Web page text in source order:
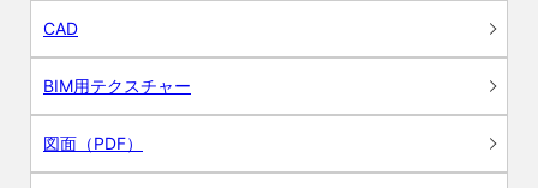
CAD
BIM用テクスチャー
図面（PDF）